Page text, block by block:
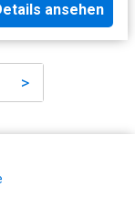
ansehen
>